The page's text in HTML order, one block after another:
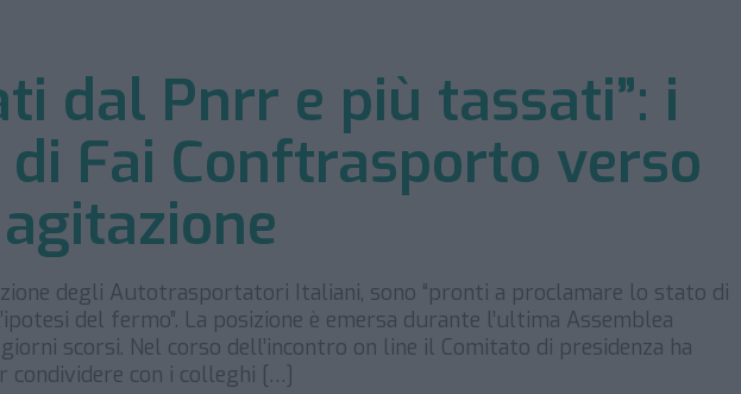
dal Pnrr e più tassati”: i
Fai Conftrasporto verso
degli Autotrasportatori Italiani, sono “pronti a proclamare lo stato di
del fermo”. La posizione è emersa durante l’ultima Assemblea
scorsi. Nel corso dell’incontro on line il Comitato di presidenza ha
condividere con i colleghi […]